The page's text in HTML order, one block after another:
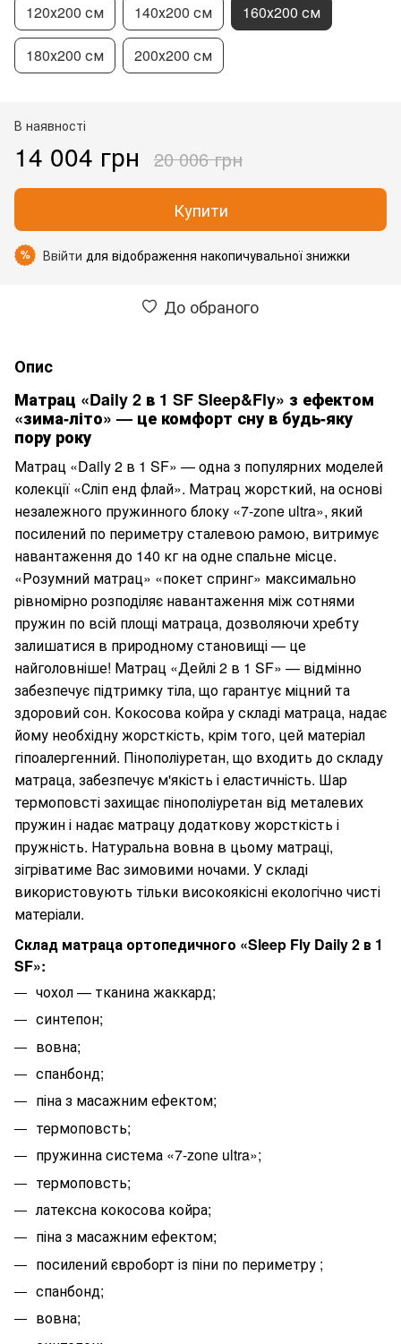
120х200 см 140х200 см 160х200 см
180х200 см 200х200 см
В наявності
14 004 грн 20 006 грн
Купити
% Ввійти для відображення накопичувальної знижки
До обраного
Опис
Матрац «Daily 2 в 1 SF Sleep&Fly» з ефектом
«зима-літо» — це комфорт сну в будь-яку
пору року
Матрац «Daily 2 в 1 SF» — одна з популярних моделей
колекції «Сліп енд флай». Матрац жорсткий, на основі
незалежного пружинного блоку «7-zone ultra», який
посилений по периметру сталевою рамою, витримує
навантаження до 140 кг на одне спальне місце.
«Розумний матрац» «покет спринг» максимально
рівномірно розподіляє навантаження між сотнями
пружин по всій площі матраца, дозволяючи хребту
залишатися в природному становищі — це
найголовніше! Матрац «Дейлі 2 в 1 SF» — відмінно
забезпечує підтримку тіла, що гарантує міцний та
здоровий сон. Кокосова койра у складі матраца, надає
йому необхідну жорсткість, крім того, цей матеріал
гіпоалергенний. Пінополіуретан, що входить до складу
матраца, забезпечує м'якість і еластичність. Шар
термоповсті захищає пінополіуретан від металевих
пружин і надає матрацу додаткову жорсткість і
пружність. Натуральна вовна в цьому матраці,
зігріватиме Вас зимовими ночами. У складі
використовують тільки високоякісні екологічно чисті
матеріали.
Склад матраца ортопедичного «Sleep Fly Daily 2 в 1
SF»:
чохол — тканина жаккард;
синтепон;
вовна;
спанбонд;
піна з масажним ефектом;
термоповсть;
пружинна система «7-zone ultra»;
термоповсть;
латексна кокосова койра;
піна з масажним ефектом;
посилений євроборт із піни по периметру ;
спанбонд;
вовна;